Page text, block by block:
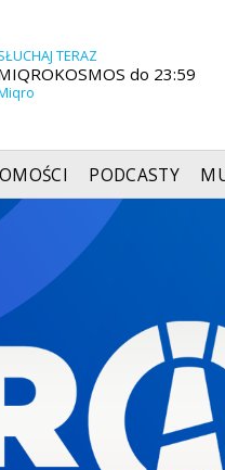
TERAZ
do 23:59
PODCASTY